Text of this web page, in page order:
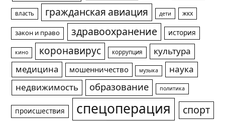
власть гражданская авиация дети жкх
закон и право здравоохранение история
кино коронавирус коррупция
культура
медицина
мошенничество музыка
наука
недвижимость
образование политика
происшествия спецоперация спорт